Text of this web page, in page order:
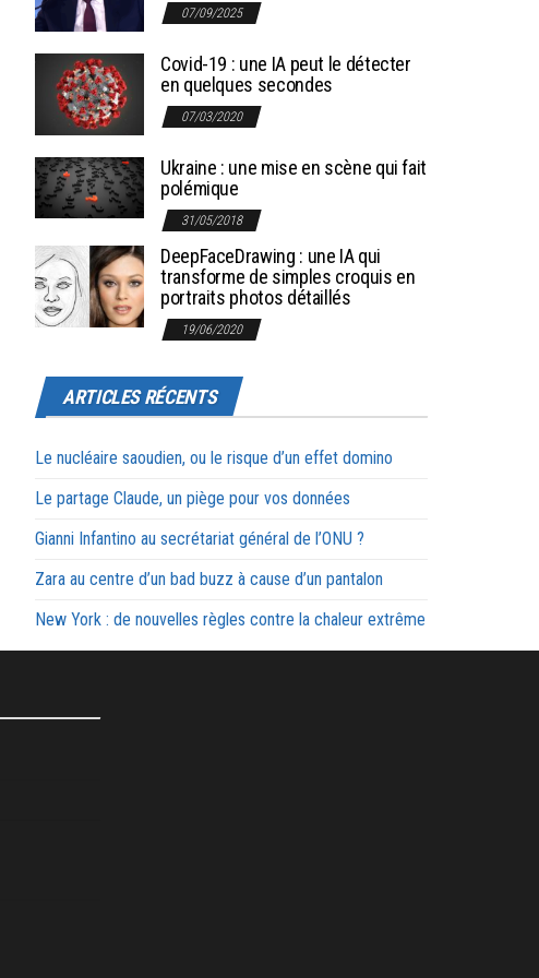
07/09/2025
Covid-19 : une IA peut le détecter
en quelques secondes
07/03/2020
Ukraine : une mise en scène qui fait
polémique
31/05/2018
DeepFaceDrawing : une IA qui
transforme de simples croquis en
portraits photos détaillés
19/06/2020
ARTICLES RÉCENTS
Le nucléaire saoudien, ou le risque d’un effet domino
Le partage Claude, un piège pour vos données
Gianni Infantino au secrétariat général de l’ONU ?
Zara au centre d’un bad buzz à cause d’un pantalon
New York : de nouvelles règles contre la chaleur extrême